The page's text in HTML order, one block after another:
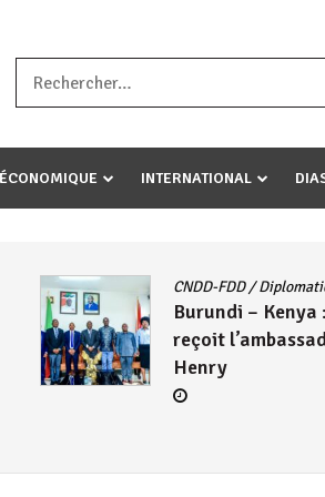
umariye umuryango wawe canke
INTERNATIONAL
Actualités/East
Politique/ Société/UA
Le Président
Ndayishimiye
Mahamadou